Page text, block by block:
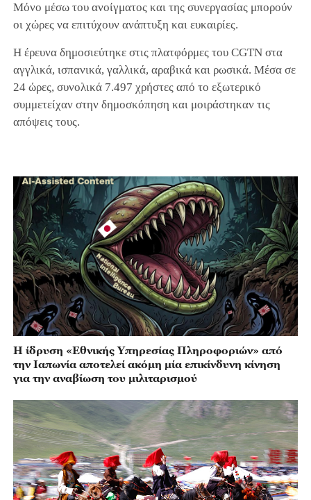
Μόνο μέσω του ανοίγματος και της συνεργασίας μπορούν
οι χώρες να επιτύχουν ανάπτυξη και ευκαιρίες.
Η έρευνα δημοσιεύτηκε στις πλατφόρμες του CGTN στα
αγγλικά, ισπανικά, γαλλικά, αραβικά και ρωσικά. Μέσα σε
24 ώρες, συνολικά 7.497 χρήστες από το εξωτερικό
συμμετείχαν στην δημοσκόπηση και μοιράστηκαν τις
απόψεις τους.
Η ίδρυση «Εθνικής Υπηρεσίας Πληροφοριών» από
την Ιαπωνία αποτελεί ακόμη μία επικίνδυνη κίνηση
για την αναβίωση του μιλιταρισμού